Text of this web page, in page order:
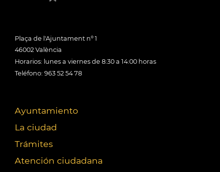
Plaça de l'Ajuntament nº 1
46002 València
Horarios: lunes a viernes de 8:30 a 14:00 horas
Teléfono: 963 52 54 78
Ayuntamiento
La ciudad
Trámites
Atención ciudadana